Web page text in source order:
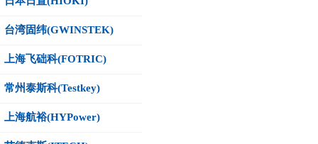
台湾固纬(GWINSTEK)
上海飞础科(FOTRIC)
常州泰斯科(Testkey)
上海航裕(HYPower)